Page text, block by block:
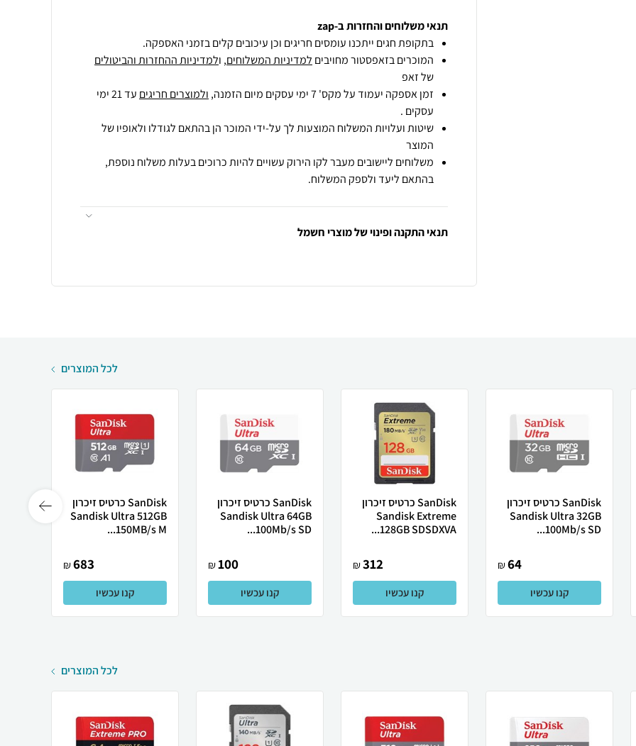
תנאי משלוחים והחזרות ב-zap
בתקופת חגים ייתכנו עומסים חריגים וכן עיכובים קלים בזמני האספקה.
המוכרים בזאפסטור מחויבים למדיניות המשלוחים, ולמדיניות ההחזרות והביטולים
של זאפ
זמן אספקה יעמוד על מקס' 7 ימי עסקים מיום הזמנה,
ולמוצרים חריגים
עד 21 ימי
עסקים .
שיטות ועלויות המשלוח המוצעות לך על-ידי המוכר הן בהתאם לגודלו ולאופיו של
המוצר
משלוחים ליישובים מעבר לקו הירוק עשויים להיות כרוכים בעלות משלוח נוספת,
בהתאם ליעד ולספק המשלוח.
תנאי התקנה ופינוי של מוצרי חשמל
לכל המוצרים
SanDisk כרטיס זיכרון
Sandisk Ultra 32GB
100Mb/s SD...
64
₪
קנו עכשיו
SanDisk כרטיס זיכרון
Sandisk Extreme
128GB SDSDXVA...
312
₪
קנו עכשיו
SanDisk כרטיס זיכרון
Sandisk Ultra 64GB
100Mb/s SD...
100
₪
קנו עכשיו
SanDisk כרטיס זיכרון
Sandisk Ultra 512GB
150MB/s M...
683
₪
קנו עכשיו
לכל המוצרים